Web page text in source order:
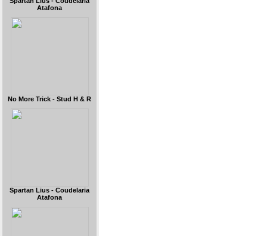
Atafona
No More Trick - Stud H & R
Spartan Lius - Coudelaria
Atafona